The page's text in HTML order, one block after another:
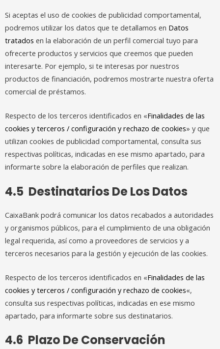
Si aceptas el uso de cookies de publicidad comportamental,
podremos utilizar los datos que te detallamos en Datos
tratados en la elaboración de un perfil comercial tuyo para
ofrecerte productos y servicios que creemos que pueden
interesarte. Por ejemplo, si te interesas por nuestros
productos de financiación, podremos mostrarte nuestra oferta
comercial de préstamos.
Respecto de los terceros identificados en «Finalidades de las
cookies y terceros / configuración y rechazo de cookies» y que
utilizan cookies de publicidad comportamental, consulta sus
respectivas políticas, indicadas en ese mismo apartado, para
informarte sobre la elaboración de perfiles que realizan.
4.5 Destinatarios De Los Datos
CaixaBank podrá comunicar los datos recabados a autoridades
y organismos públicos, para el cumplimiento de una obligación
legal requerida, así como a proveedores de servicios y a
terceros necesarios para la gestión y ejecución de las cookies.
Respecto de los terceros identificados en «Finalidades de las
cookies y terceros / configuración y rechazo de cookies«,
consulta sus respectivas políticas, indicadas en ese mismo
apartado, para informarte sobre sus destinatarios.
4.6 Plazo De Conservación